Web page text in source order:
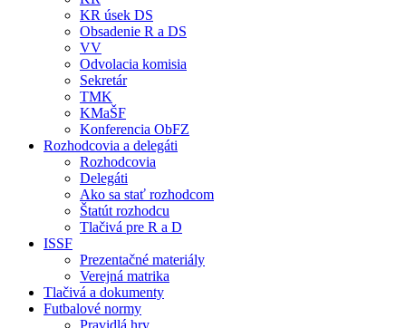
KR úsek DS
Obsadenie R a DS
VV
Odvolacia komisia
Sekretár
TMK
KMaŠF
Konferencia ObFZ
Rozhodcovia a delegáti
Rozhodcovia
Delegáti
Ako sa stať rozhodcom
Štatút rozhodcu
Tlačivá pre R a D
ISSF
Prezentačné materiály
Verejná matrika
Tlačivá a dokumenty
Futbalové normy
Pravidlá hry